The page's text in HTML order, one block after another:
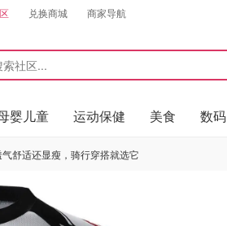
兑换商城 商家导航
婴儿童 运动保健 美食 数码
舒适还显瘦，骑行穿搭就选它